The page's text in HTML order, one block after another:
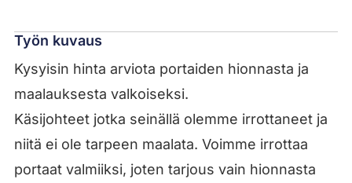
Työn kuvaus
Kysyisin hinta arviota portaiden hionnasta ja
maalauksesta valkoiseksi.
Käsijohteet jotka seinällä olemme irrottaneet ja
niitä ei ole tarpeen maalata. Voimme irrottaa
portaat valmiiksi, joten tarjous vain hionnasta